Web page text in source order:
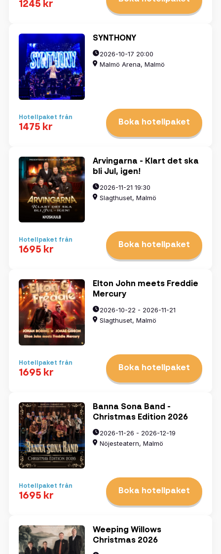
1245 kr
SYNTHONY
2026-10-17 20:00
Malmö Arena, Malmö
Hotellpaket från
1475 kr Boka hotellpaket
Arvingarna - Klart det ska
bli Jul, igen!
2026-11-21 19:30
Slagthuset, Malmö
Hotellpaket från
1695 kr Boka hotellpaket
Elton John meets Freddie
Mercury
2026-10-22 - 2026-11-21
Slagthuset, Malmö
Hotellpaket från
1695 kr Boka hotellpaket
Banna Sona Band -
Christmas Edition 2026
2026-11-26 - 2026-12-19
Nöjesteatern, Malmö
Hotellpaket från
1695 kr Boka hotellpaket
Weeping Willows
Christmas 2026